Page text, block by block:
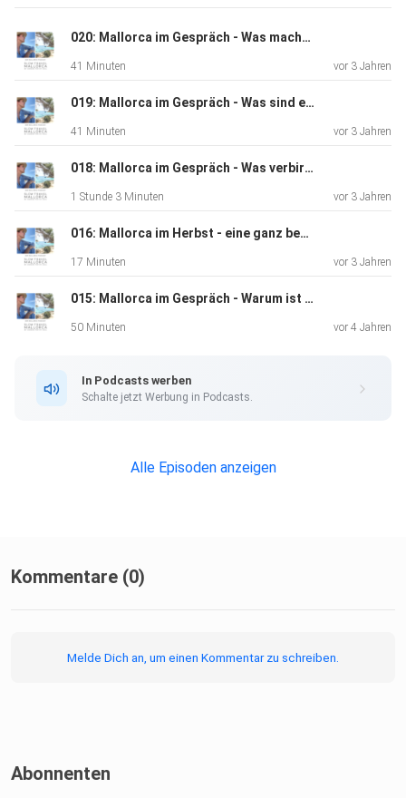
diesen
besonderen Ort gefunden haben und was Ihr erleben dürft,
wenn Ihr
beim nächsten Mallorca-Aufenthalt vielleicht eine private
Yoga-Session, eine Runde Yoga direkt am Meer oder eine
020: Mallorca im Gespräch - Was macht IKATELA zu Slow Fashion, Anne Schwarzenbacher?
41 Minuten vor 3 Jahren
019: Mallorca im Gespräch - Was sind eigentlich Avarcas, Julia Goldberg?
41 Minuten vor 3 Jahren
018: Mallorca im Gespräch - Was verbirgt sich hinter HERITX, Heidi und Rolf?
1 Stunde 3 Minuten vor 3 Jahren
016: Mallorca im Herbst - eine ganz besondere Jahreszeit
17 Minuten vor 3 Jahren
015: Mallorca im Gespräch - Warum ist Mallorca der richtige Platz für Yoga und Coaching, Michaela Mayr?
50 Minuten vor 4 Jahren
In Podcasts werben
Schalte jetzt Werbung in Podcasts.
Alle Episoden anzeigen
Kommentare (0)
Melde Dich an, um einen Kommentar zu schreiben.
Abonnenten